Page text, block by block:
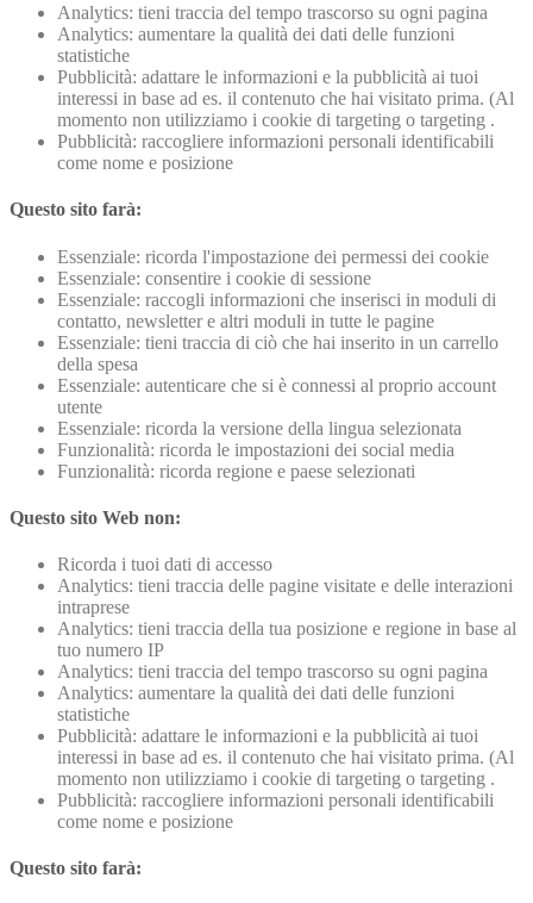
Analytics: tieni traccia del tempo trascorso su ogni pagina
Analytics: aumentare la qualità dei dati delle funzioni
statistiche
Pubblicità: adattare le informazioni e la pubblicità ai tuoi
interessi in base ad es. il contenuto che hai visitato prima. (Al
momento non utilizziamo i cookie di targeting o targeting .
Pubblicità: raccogliere informazioni personali identificabili
come nome e posizione
Questo sito farà:
Essenziale: ricorda l'impostazione dei permessi dei cookie
Essenziale: consentire i cookie di sessione
Essenziale: raccogli informazioni che inserisci in moduli di
contatto, newsletter e altri moduli in tutte le pagine
Essenziale: tieni traccia di ciò che hai inserito in un carrello
della spesa
Essenziale: autenticare che si è connessi al proprio account
utente
Essenziale: ricorda la versione della lingua selezionata
Funzionalità: ricorda le impostazioni dei social media
Funzionalità: ricorda regione e paese selezionati
Questo sito Web non:
Ricorda i tuoi dati di accesso
Analytics: tieni traccia delle pagine visitate e delle interazioni
intraprese
Analytics: tieni traccia della tua posizione e regione in base al
tuo numero IP
Analytics: tieni traccia del tempo trascorso su ogni pagina
Analytics: aumentare la qualità dei dati delle funzioni
statistiche
Pubblicità: adattare le informazioni e la pubblicità ai tuoi
interessi in base ad es. il contenuto che hai visitato prima. (Al
momento non utilizziamo i cookie di targeting o targeting .
Pubblicità: raccogliere informazioni personali identificabili
come nome e posizione
Questo sito farà: